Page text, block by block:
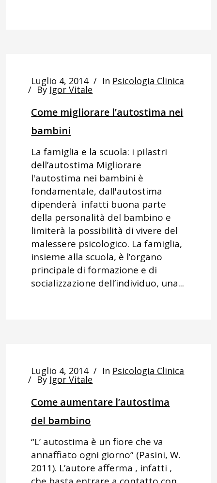
Luglio 4, 2014 In Psicologia Clinica
By Igor Vitale
Come migliorare l’autostima nei
bambini
La famiglia e la scuola: i pilastri
dell’autostima Migliorare
l'autostima nei bambini è
fondamentale, dall'autostima
dipenderà infatti buona parte
della personalità del bambino e
limiterà la possibilità di vivere del
malessere psicologico. La famiglia,
insieme alla scuola, è l’organo
principale di formazione e di
socializzazione dell’individuo, una...
Luglio 4, 2014 In Psicologia Clinica
By Igor Vitale
Come aumentare l’autostima
del bambino
“L’ autostima è un fiore che va
annaffiato ogni giorno” (Pasini, W.
2011). L’autore afferma , infatti ,